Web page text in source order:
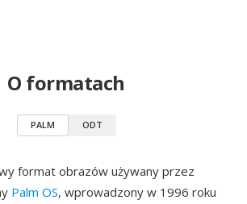
O formatach
PALM ODT
format obrazów używany przez
Palm OS, wprowadzony w 1996 roku